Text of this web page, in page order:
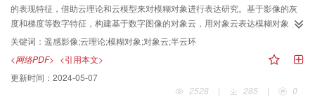
的表现特征，借助云理论和云模型来对模糊对象进行表达研究。基于影像的灰
度和梯度等数字特征，构建基于数字图像的对象云，用对象云表达模糊对象，
核外半云环表达其边界，从而用模糊数学的方法来合理表达遥感影像模糊对
象，最后以遥感影像为例进行验证。该方法不仅丰富和完善了云理论，同时也
为模糊对象表达，遥感影像的理解和分析提供了一种新的思路。
关键词： 遥感影像;云理论;模糊对象;对象云;半云环
<网络PDF> <引用本文>
更新时间： 2024-05-07
2528
| 285 | 0